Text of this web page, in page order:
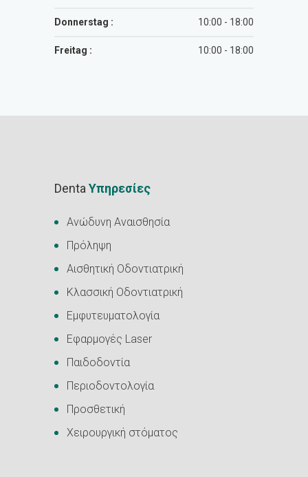
Donnerstag : 10:00 - 18:00
Freitag : 10:00 - 18:00
Denta Υπηρεσίες
Ανώδυνη Αναισθησία
Πρόληψη
Αισθητική Οδοντιατρική
Κλασσική Οδοντιατρική
Εμφυτευματολογία
Εφαρμογές Laser
Παιδοδοντία
Περιοδοντολογία
Προσθετική
Χειρουργική στόματος